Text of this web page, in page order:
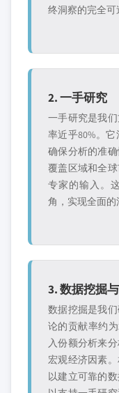
终洞察的完全可
2. 一手研究
一手研究是我
率近乎80%。
确保分析的准
覆盖区域和全
专家的输入。
角，实现全面的
3. 数据挖掘
数据挖掘是我
论的贡献率约
入份额分析来
宏观经济因素
以建立可靠的